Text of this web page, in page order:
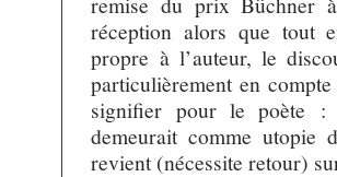
réception alors que tout
propre à l’auteur, le
particulièrement en
signifier pour le poète :
demeurait comme utopie
revient (nécessite retour)